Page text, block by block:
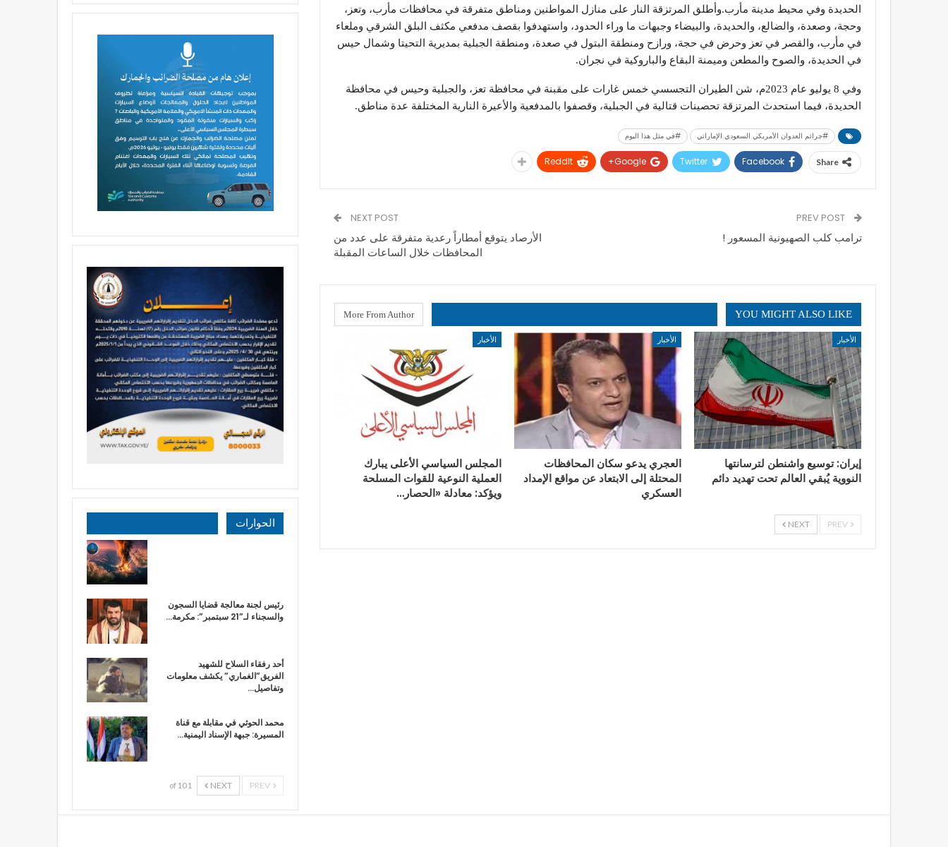
الحديدة وفي محيط مدينة مأرب.وأطلق المرتزقة النار على منازل المواطنين ومناطق متفرقة في محافظات مأرب، وتعز،
وحجة، وصعدة، والضالع، والحديدة، والبيضاء وجبهات ما وراء الحدود، واستهدفوا بقصف مدفعي مكثف البلق الشرقي وملعاء
في مأرب، والقصر في تعز وحرض في حجة، ورازح ومنطقة البتول في صعدة، ومنطقة الجبلية بمديرية التحيتا وشمال حيس
في الحديدة، والصوح والمطعن وميمنة البقاع والباروكية في نجران.
وفي 8 يوليو عام 2023م، شن الطيران التجسسي خمس غارات على مقبنة في محافظة تعز، والجبلية وحيس في محافظة
الحديدة، فيما استحدث المرتزقة تحصينات قتالية في الجبلية، وقصفوا بالمدفعية والأعيرة النارية المختلفة عدة مناطق.
#جرائم العدوان الأمريكي السعودي الإماراتي #في مثل هذا اليوم
Share
Facebook
Twitter
Google+
ReddIt
ترامب كلب الصهيونية المسعور !
NEXT POST
الأرصاد يتوقع أمطاراً رعدية متفرقة على عدد من
المحافظات خلال الساعات المقبلة
YOU MIGHT ALSO LIKE
More From Author
الأخبار
إيران: توسيع واشنطن لترسانتها
النووية يُبقي العالم تحت تهديد دائم
الأخبار
العجري يدعو سكان المحافظات
المحتلة إلى الابتعاد عن مواقع الإمداد
العسكري
الأخبار
المجلس السياسي الأعلى يبارك
العملية النوعية للقوات المسلحة
ويؤكد: معادلة «الحصار…
NEXT الحوارات
رئيس لجنة معالجة قضايا السجون
والسجناء لـ”21 سبتمبر”: مكرمة…
أحد رفقاء السلاح للشهيد
الفريق”الغماري” يكشف معلومات
وتفاصيل…
محمد الحوثي في مقابلة مع قناة
المسيرة: جبهة الإسناد اليمنية…
NEXT
1 of 10